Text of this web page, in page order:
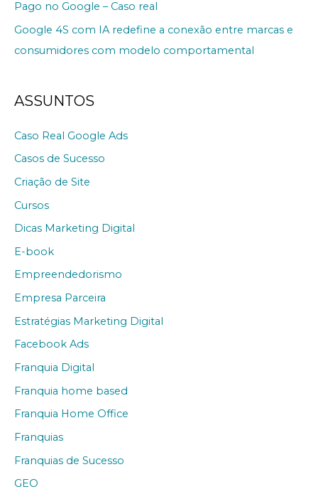
Pago no Google – Caso real
Google 4S com IA redefine a conexão entre marcas e
consumidores com modelo comportamental
ASSUNTOS
Caso Real Google Ads
Casos de Sucesso
Criação de Site
Cursos
Dicas Marketing Digital
E-book
Empreendedorismo
Empresa Parceira
Estratégias Marketing Digital
Facebook Ads
Franquia Digital
Franquia home based
Franquia Home Office
Franquias
Franquias de Sucesso
GEO